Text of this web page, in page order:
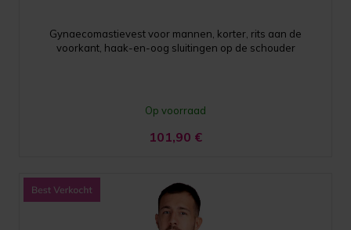
Gynaecomastievest voor mannen, korter, rits aan de
voorkant, haak-en-oog sluitingen op de schouder
Op voorraad
101,90 €